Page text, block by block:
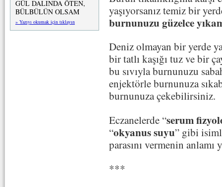
GÜL DALINDA ÖTEN,
BÜLBÜLÜN OLSAM
» Yazıyı okumak için tıklayın
yaşıyorsanız temiz bir
burnunuzu güzelce
Deniz olmayan bir yerde
bir tatlı kaşığı tuz ve bir
bu sıvıyla burnunuzu
enjektörle burnunuza
burnunuza çekebilirsiniz.
Eczanelerde “serum
“okyanus suyu” gibi
parasını vermenin anlamı
***